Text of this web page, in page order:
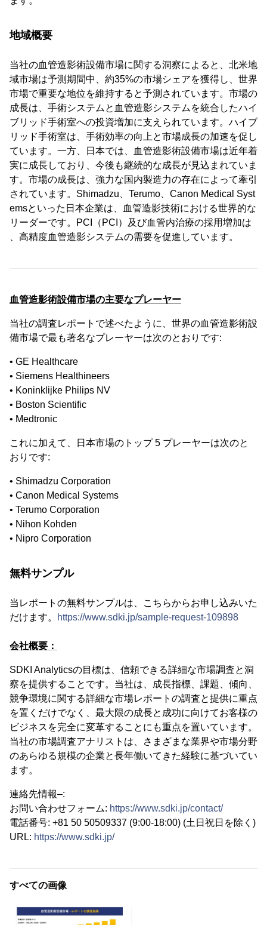
地域概要
当社の血管造影術設備市場に関する洞察によると、北米地
域市場は予測期間中、約35%の市場シェアを獲得し、世界
市場で重要な地位を維持すると予測されています。市場の
成長は、手術システムと血管造影システムを統合したハイ
ブリッド手術室への投資増加に支えられています。ハイブ
リッド手術室は、手術効率の向上と市場成長の加速を促し
ています。一方、日本では、血管造影術設備市場は近年着
実に成長しており、今後も継続的な成長が見込まれていま
す。市場の成長は、強力な国内製造力の存在によって牽引
されています。Shimadzu、Terumo、Canon Medical Syst
emsといった日本企業は、血管造影技術における世界的な
リーダーです。PCI（PCI）及び血管内治療の採用増加は
、高精度血管造影システムの需要を促進しています。
血管造影術設備市場の主要なプレーヤー
当社の調査レポートで述べたように、世界の血管造影術設
備市場で最も著名なプレーヤーは次のとおりです:
• GE Healthcare
• Siemens Healthineers
• Koninklijke Philips NV
• Boston Scientific
• Medtronic
これに加えて、日本市場のトップ 5 プレーヤーは次のと
おりです:
• Shimadzu Corporation
• Canon Medical Systems
• Terumo Corporation
• Nihon Kohden
• Nipro Corporation
無料サンプル
当レポートの無料サンプルは、こちらからお申し込みいた
だけます。
https://www.sdki.jp/sample-request-109898
会社概要：
SDKI Analyticsの目標は、信頼できる詳細な市場調査と洞
察を提供することです。当社は、成長指標、課題、傾向、
競争環境に関する詳細な市場レポートの調査と提供に重点
を置くだけでなく、最大限の成長と成功に向けてお客様の
ビジネスを完全に変革することにも重点を置いています。
当社の市場調査アナリストは、さまざまな業界や市場分野
のあらゆる規模の企業と長年働いてきた経験に基づいてい
ます。
連絡先情報–:
お問い合わせフォーム: https://www.sdki.jp/contact/
電話番号: +81 50 50509337 (9:00-18:00) (土日祝日を除く)
URL: https://www.sdki.jp/
すべての画像